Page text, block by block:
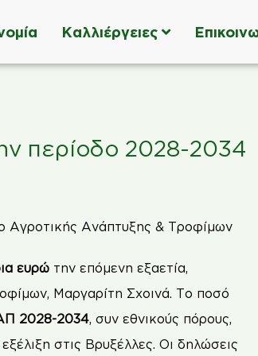
Καλλιέργειες
περίοδο 2028-2034
ευρώ την επόμενη εξαετία,
Μαργαρίτη Σχοινά. Το ποσό
2028-2034, συν εθνικούς πόρους,
στις Βρυξέλλες. Οι δηλώσεις